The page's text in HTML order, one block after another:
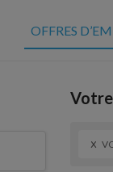
OFFRES
x